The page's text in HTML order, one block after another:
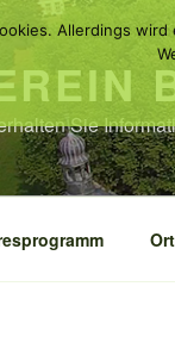
Sie
Allerdings